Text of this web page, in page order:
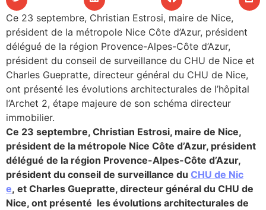
au CHU
& patrimoine
écologique
Ce 23 septembre, Christian Estrosi, maire de Nice,
président de la métropole Nice Côte d’Azur, président
délégué de la région Provence-Alpes-Côte d’Azur,
président du conseil de surveillance du CHU de Nice et
Charles Guepratte, directeur général du CHU de Nice,
ont présenté les évolutions architecturales de l’hôpital
l’Archet 2, étape majeure de son schéma directeur
immobilier.
Ce 23 septembre, Christian Estrosi, maire de Nice,
président de la métropole Nice Côte d’Azur, président
délégué de la région Provence-Alpes-Côte d’Azur,
président du conseil de surveillance du CHU de Nic
e, et Charles Guepratte, directeur général du CHU de
Nice, ont présenté les évolutions architecturales de